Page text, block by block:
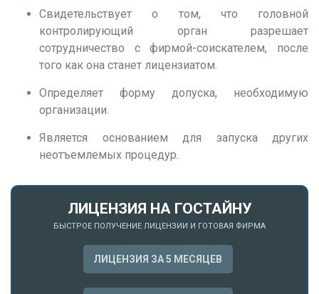
Свидетельствует о том, что головной
контролирующий орган разрешает
сотрудничество с фирмой-соискателем, после
того как она станет лицензиатом.
Определяет форму допуска, необходимую
организации.
Является основанием для запуска других
неотъемлемых процедур.
ЛИЦЕНЗИЯ НА ГОСТАЙНУ
БЫСТРОЕ ПОЛУЧЕНИЕ ЛИЦЕНЗИИ И ГОТОВАЯ ФИРМА
ЛИЦЕНЗИЯ ЗА 5 МЕСЯЦЕВ
Новокузнецк
Новосибирск
О
Омск
Орел
Оренбург
Пенза
Пермь
Ростов-на-Дону